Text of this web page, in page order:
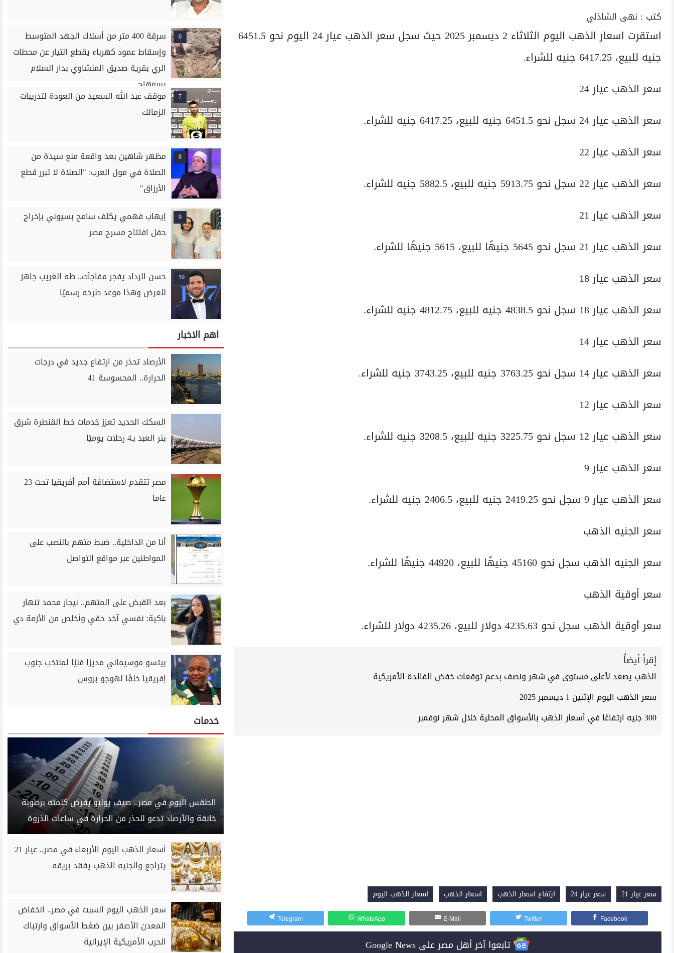
كتب : نهى الشاذلي
استقرت اسعار الذهب اليوم الثلاثاء 2 ديسمبر 2025 حيث سجل سعر الذهب عيار 24 اليوم نحو 6451.5
جنيه للبيع، 6417.25 جنيه للشراء.
سعر الذهب عيار 24
سعر الذهب عيار 24 سجل نحو 6451.5 جنيه للبيع، 6417.25 جنيه للشراء.
سعر الذهب عيار 22
سعر الذهب عيار 22 سجل نحو 5913.75 جنيه للبيع، 5882.5 جنيه للشراء.
سعر الذهب عيار 21
سعر الذهب عيار 21 سجل نحو 5645 جنيهًا للبيع، 5615 جنيهًا للشراء.
سعر الذهب عيار 18
سعر الذهب عيار 18 سجل نحو 4838.5 جنيه للبيع، 4812.75 جنيه للشراء.
سعر الذهب عيار 14
سعر الذهب عيار 14 سجل نحو 3763.25 جنيه للبيع، 3743.25 جنيه للشراء.
سعر الذهب عيار 12
سعر الذهب عيار 12 سجل نحو 3225.75 جنيه للبيع، 3208.5 جنيه للشراء.
سعر الذهب عيار 9
سعر الذهب عيار 9 سجل نحو 2419.25 جنيه للبيع، 2406.5 جنيه للشراء.
سعر الجنيه الذهب
سعر الجنيه الذهب سجل نحو 45160 جنيهًا للبيع، 44920 جنيهًا للشراء.
سعر أوقية الذهب
سعر أوقية الذهب سجل نحو 4235.63 دولار للبيع، 4235.26 دولار للشراء.
إقرأ أيضاً
الذهب يصعد لأعلى مستوى في شهر ونصف بدعم توقعات خفض الفائدة الأمريكية
سعر الذهب اليوم الإثنين 1 ديسمبر 2025
300 جنيه ارتفاعًا في أسعار الذهب بالأسواق المحلية خلال شهر نوفمبر
سعر عيار 21 سعر عيار 24 ارتفاع اسعار الذهب اسعار الذهب اسعار الذهب اليوم
Facebook
Twitter
E-Mail
WhatsApp
Telegram
تابعوا آخر أهل مصر على Google News
6
سرقة 400 متر من أسلاك الجهد المتوسط
وإسقاط عمود كهرباء يقطع التيار عن محطات
الري بقرية صديق المنشاوي بدار السلام
بسوهاج
7
موقف عبد الله السعيد من العودة لتدريبات
الزمالك
8
مظهر شاهين بعد واقعة منع سيدة من
الصلاة في مول العرب: "الصلاة لا تبرر قطع
الأرزاق"
9
إيهاب فهمي يكلف سامح بسيوني بإخراج
حفل افتتاح مسرح مصر
10
حسن الرداد يفجر مفاجآت.. طه الغريب جاهز
للعرض وهذا موعد طرحه رسميًا
اهم الاخبار
الأرصاد تحذر من ارتفاع جديد في درجات
الحرارة.. المحسوسة 41
السكك الحديد تعزز خدمات خط القنطرة شرق
بئر العبد بـ4 رحلات يوميًا
مصر تتقدم لاستضافة أمم أفريقيا تحت 23
عاما
أنا من الداخلية.. ضبط متهم بالنصب على
المواطنين عبر مواقع التواصل
بعد القبض على المتهم.. نيجار محمد تنهار
باكية: نفسي آخد حقي وأخلص من الأزمة دي
بيتسو موسيماني مديرًا فنيًا لمنتخب جنوب
إفريقيا خلفًا لهوجو بروس
خدمات
الطقس اليوم في مصر.. صيف يوليو يفرض كلمته برطوبة
خانقة والأرصاد تدعو للحذر من الحرارة في ساعات الذروة
أسعار الذهب اليوم الأربعاء في مصر.. عيار 21
يتراجع والجنيه الذهب يفقد بريقه
سعر الذهب اليوم السبت في مصر.. انخفاض
المعدن الأصفر بين ضغط الأسواق وارتباك
الحرب الأمريكية الإيرانية